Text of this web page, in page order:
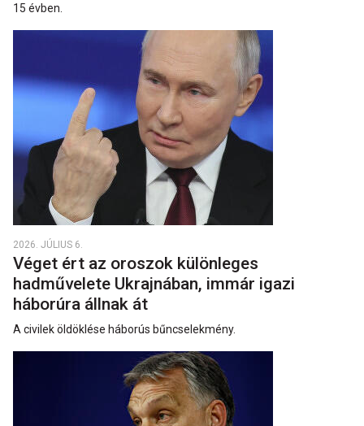
15 évben.
2026. JÚLIUS 6.
Véget ért az oroszok különleges
hadművelete Ukrajnában, immár igazi
háborúra állnak át
A civilek öldöklése háborús bűncselekmény.